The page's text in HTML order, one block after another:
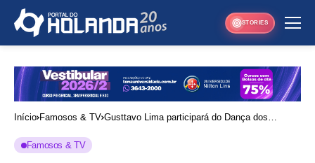
STORIES
Início Famosos & TV Gusttavo Lima participará do Dança dos
Famosos & TV